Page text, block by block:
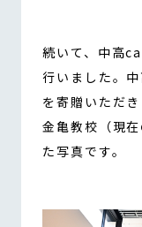
続いて、中高
行いました。
を寄贈いただ
金亀教校（現
た写真です。